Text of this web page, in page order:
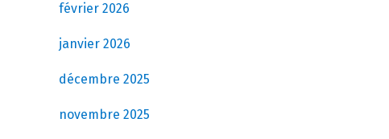
février 2026
janvier 2026
décembre 2025
novembre 2025